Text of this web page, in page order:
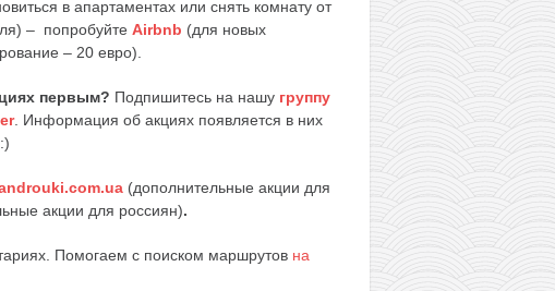
в апартаментах или снять комнату от
– попробуйте Airbnb (для новых
– 20 евро).
первым? Подпишитесь на нашу группу
. Информация об акциях появляется в них
(дополнительные акции для
акции для россиян).
Помогаем с поиском маршрутов на